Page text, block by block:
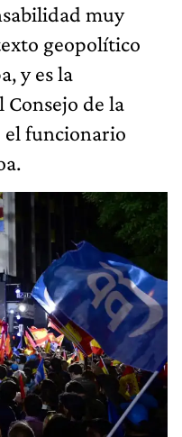
muy
geopolítico
y es la
de la
el funcionario